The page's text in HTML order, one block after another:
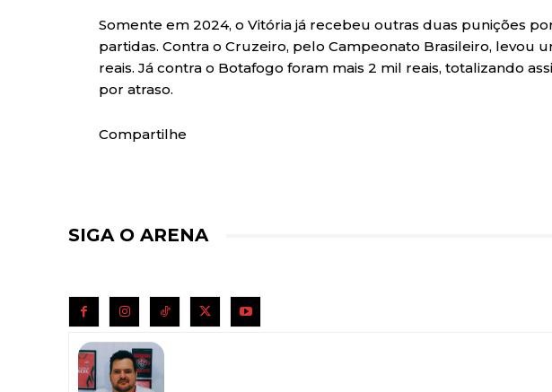
Somente em 2024, o Vitória já recebeu outras duas punições
partidas. Contra o Cruzeiro, pelo Campeonato Brasileiro, levou
reais. Já contra o Botafogo foram mais 2 mil reais, totalizando
por atraso.
Compartilhe
SIGA O ARENA